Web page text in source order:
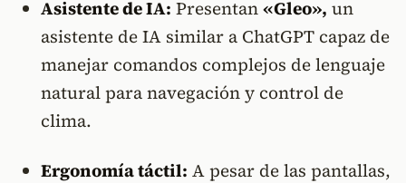
Asistente de IA: Presentan«Gleo», un
asistente de IA similar a ChatGPT capaz de
manejar comandos complejos de lenguaje
natural para navegación y control de
clima.
Ergonomía táctil: A pesar de las pantallas,